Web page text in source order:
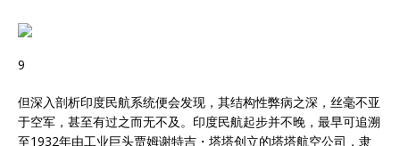
9
但深入剖析印度民航系统便会发现，其结构性弊病之深，丝毫不亚
于空军，甚至有过之而无不及。印度民航起步并不晚，最早可追溯
至1932年由工业巨头贾姆谢特吉・塔塔创立的塔塔航空公司，隶